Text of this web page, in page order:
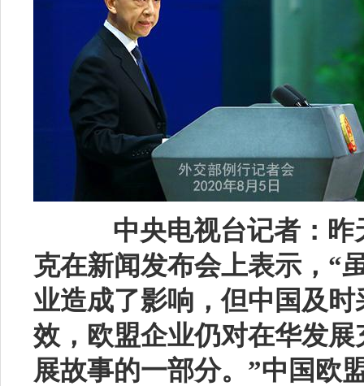
中央电视台记者：
克在新闻发布会上表示， “
业造成了影响，但中国及
效，欧盟企业仍对在华发
展故事的一部分。”中国欧